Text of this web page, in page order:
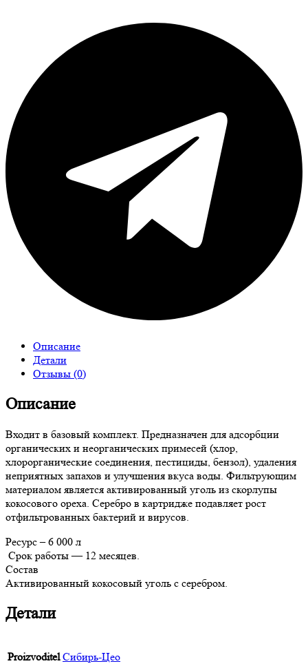
Описание
Детали
Отзывы (0)
Описание
Входит в базовый комплект. Предназначен для адсорбции
органических и неорганических примесей (хлор,
хлорорганические соединения, пестициды, бензол), удаления
неприятных запахов и улучшения вкуса воды. Фильтрующим
материалом является активированный уголь из скорлупы
кокосового ореха. Серебро в картридже подавляет рост
отфильтрованных бактерий и вирусов.
Ресурс – 6 000 л
Срок работы — 12 месяцев.
Состав
Активированный кокосовый уголь с серебром.
Детали
Proizvoditel Сибирь-Цео